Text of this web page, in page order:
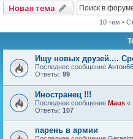
Новая тема
Новаятема
10 тем •
Ищу новых друзей....
Последнее сообщение
Ответы: 99
Иностранец !!!
Последнее сообщение Maus «
Ответы: 107
парень в армии